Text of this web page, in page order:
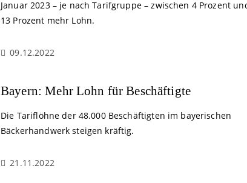
Januar 2023 – je nach Tarifgruppe – zwischen 4 Prozent
13 Prozent mehr Lohn.
09.12.2022
Bayern: Mehr Lohn für Beschäftigte
Die Tariflöhne der 48.000 Beschäftigten im bayerischen
Bäckerhandwerk steigen kräftig.
21.11.2022